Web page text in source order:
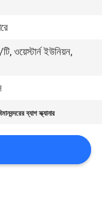
ওয়েস্টার্ন ইউনিয়ন,
ব্যাগ স্ক্যানার